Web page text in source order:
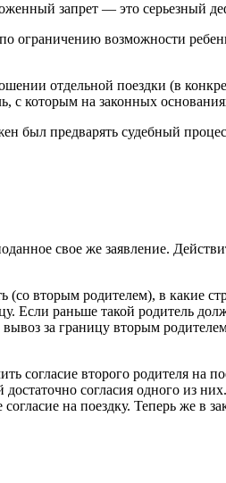
запрет — это серьезный
ограничению возможности
отдельной поездки (в
с которым на законных
был предварять судебный
свое же заявление.
(со вторым родителем), в какие
Если раньше такой родитель
за границу вторым
согласие второго родителя на
согласия одного из
на поездку. Теперь же в